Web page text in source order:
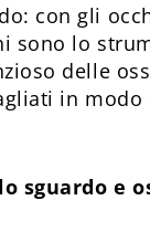
con gli
sono lo
delle
in modo
sguardo e